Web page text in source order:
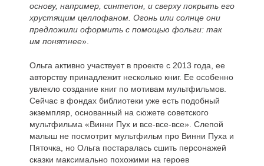
основу, например, синтепон, и сверху покрыть его
хрустящим целлофаном. Огонь или солнце они
предложили оформить с помощью фольги: так
им понятнее».
Ольга активно участвует в проекте с 2013 года, ее
авторству принадлежит несколько книг. Ее особенно
увлекло создание книг по мотивам мультфильмов.
Сейчас в фондах библиотеки уже есть подобный
экземпляр, основанный на сюжете советского
мультфильма «Винни Пух и все-все-все». Слепой
малыш не посмотрит мультфильм про Винни Пуха и
Пяточка, но Ольга постаралась сшить персонажей
сказки максимально похожими на героев